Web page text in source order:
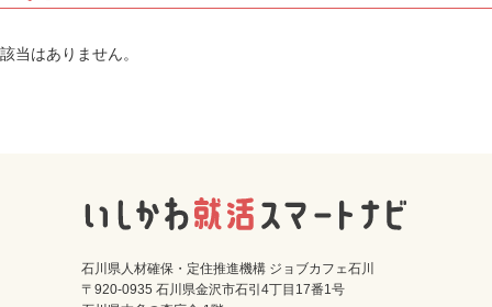
ログイン 会員登録
該当はありません。
石川県人材確保・定住推進機構 ジョブカフェ石川
〒920-0935 石川県金沢市石引4丁目17番1号